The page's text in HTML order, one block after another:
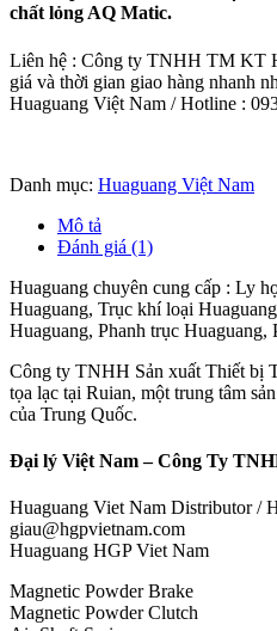
chất lỏng AQ Matic.
Liên hệ : Công ty TNHH TM KT
giá và thời gian giao hàng nhanh
Huaguang Việt Nam / Hotline :
Danh mục: Huaguang Việt Nam
Mô tả
Đánh giá (1)
Huaguang chuyên cung cấp : Ly
Huaguang, Trục khí loại
Huaguang, Phanh trục Huaguang,
Công ty TNHH Sản xuất Thiết bị
tọa lạc tại Ruian, một trung tâm
của Trung Quốc.
Đại lý Việt Nam – Công Ty
Huaguang Viet Nam Distributor /
giau@hgpvietnam.com
Huaguang HGP Viet Nam
Magnetic Powder Brake
Magnetic Powder Clutch